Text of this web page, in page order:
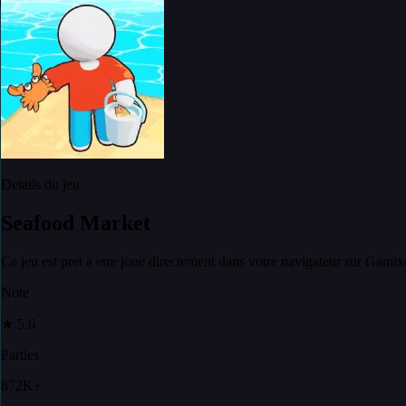
Details du jeu
Seafood Market
Ce jeu est pret a etre joue directement dans votre navigateur sur
Note
★ 5.6
Parties
872K+